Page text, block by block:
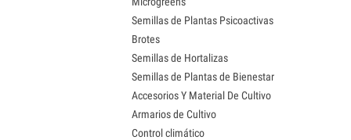
Semillas de Plantas Psicoactivas
Brotes
Semillas de Hortalizas
Semillas de Plantas de Bienestar
Accesorios Y Material De Cultivo
Armarios de Cultivo
Control climático